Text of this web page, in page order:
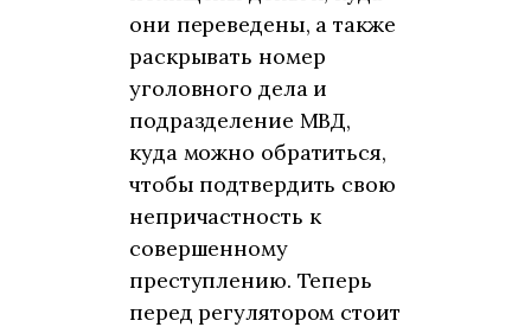
они переведены, а также
раскрывать номер
уголовного дела и
подразделение МВД,
куда можно обратиться,
чтобы подтвердить свою
непричастность к
совершенному
преступлению. Теперь
перед регулятором стоит